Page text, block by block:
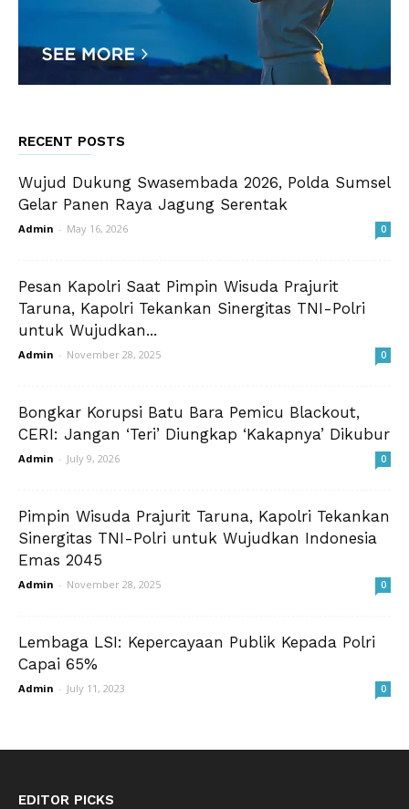
RECENT POSTS
Wujud Dukung Swasembada 2026, Polda Sumsel
Gelar Panen Raya Jagung Serentak
Admin - May 16, 2026 0
Pesan Kapolri Saat Pimpin Wisuda Prajurit
Taruna, Kapolri Tekankan Sinergitas TNI-Polri
untuk Wujudkan...
Admin - November 28, 2025 0
Bongkar Korupsi Batu Bara Pemicu Blackout,
CERI: Jangan ‘Teri’ Diungkap ‘Kakapnya’ Dikubur
Admin - July 9, 2026 0
Pimpin Wisuda Prajurit Taruna, Kapolri Tekankan
Sinergitas TNI-Polri untuk Wujudkan Indonesia
Emas 2045
Admin - November 28, 2025 0
Lembaga LSI: Kepercayaan Publik Kepada Polri
Capai 65%
Admin - July 11, 2023 0
EDITOR PICKS